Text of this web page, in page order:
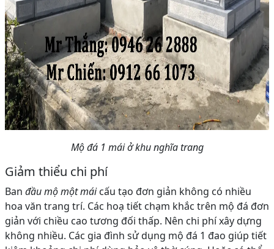
Mộ đá 1 mái ở khu nghĩa trang
Giảm thiểu chi phí
Ban đầu mộ một máicấu tạo đơn giản không có nhiều
hoa văn trang trí. Các hoạ tiết chạm khắc trên mộ đá đơn
giản với chiều cao tương đối thấp. Nên chi phí xây dựng
không nhiều. Các gia đình sử dụng mộ đá 1 đao giúp tiết